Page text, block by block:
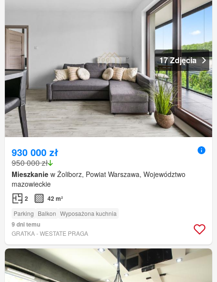
17 Zdjęcia
930 000 zł
950 000 zł
Mieszkanie w Żoliborz, Powiat Warszawa, Województwo
mazowieckie
2 42 m²
Parking Balkon Wyposażona kuchnia
9 dni temu
GRATKA - WESTATE PRAGA